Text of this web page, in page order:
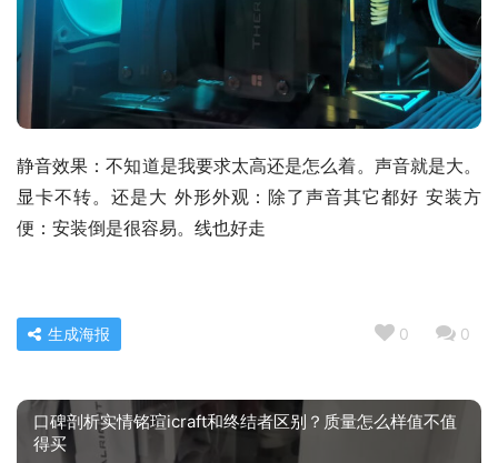
静音效果：不知道是我要求太高还是怎么着。声音就是大。
显卡不转。还是大 外形外观：除了声音其它都好 安装方
便：安装倒是很容易。线也好走
0 0
生成海报
口碑剖析实情铭瑄icraft和终结者区别？质量怎么样值不值
得买